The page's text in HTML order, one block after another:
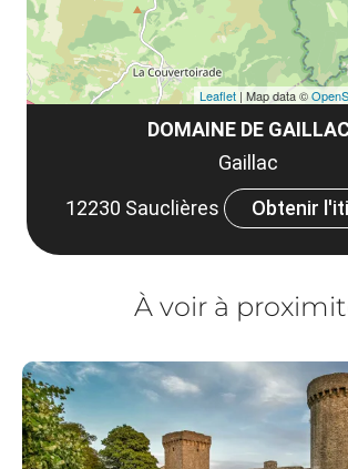
DOMAINE DE
Gaillac
12230 Sauclières
Obtenir
Leaflet | Map data ©
À voir à